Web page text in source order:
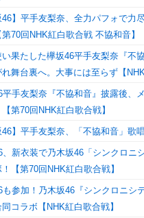
46】平手友梨奈、全力パフォで力
70回NHK紅白歌合戦 不協和音】
い果たした欅坂46平手友梨奈『不
舞台裏へ。大事には至らず【
平手友梨奈『不協和音』披露後、
第70回NHK紅白歌合戦】
46】平手友梨奈、「不協和音」歌
、新衣装で乃木坂46「シンクロニ
！【第70回NHK紅白歌合戦】
も参加！乃木坂46『シンクロニシ
コラボ【NHK紅白歌合戦】